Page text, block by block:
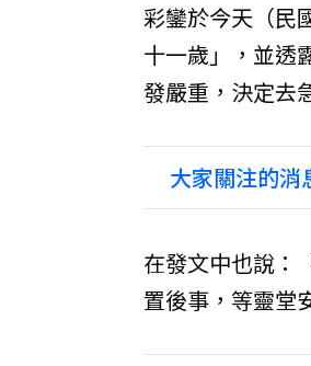
彩鑾於今天（民
十一歲」，並透
發嚴重，決定去
大家關注的消
在發文中也說：
置後事，等靈堂